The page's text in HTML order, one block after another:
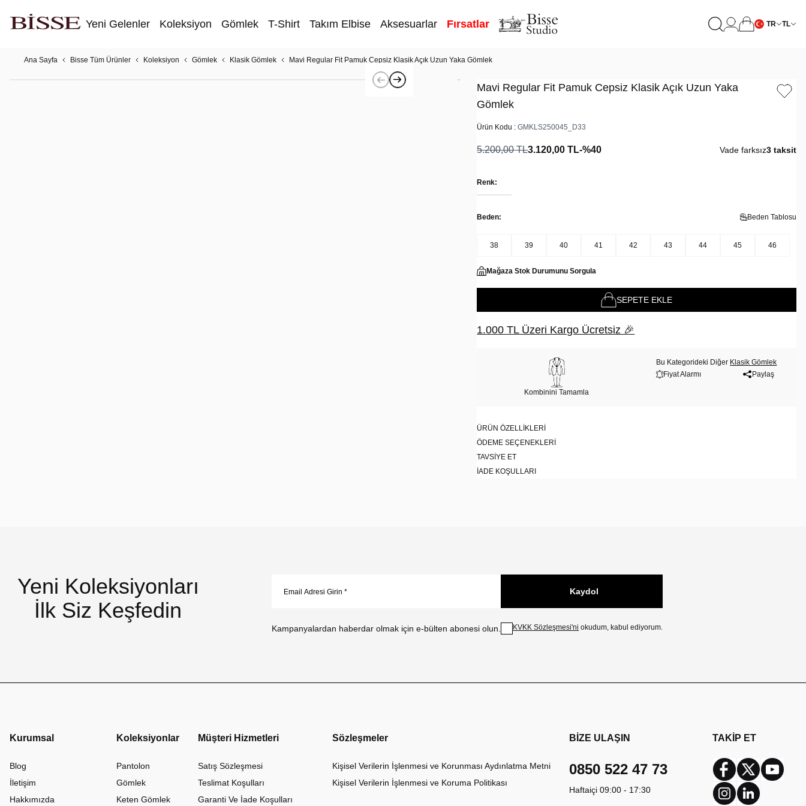
Yeni Gelenler Koleksiyon Gömlek T-Shirt Takım Elbise Aksesuarlar Fırsatlar TR TL
Ana Sayfa Bisse Tüm Ürünler Koleksiyon Gömlek Klasik Gömlek Mavi Regular Fit Pamuk Cepsiz Klasik Açık Uzun Yaka Gömlek
Mavi Regular Fit Pamuk Cepsiz Klasik Açık Uzun Yaka
Gömlek
Ürün Kodu :GMKLS250045_D33
5.200,00TL3.120,00 TL-%40 Vade farksız3 taksit
Renk:
Beden: Beden Tablosu
38 39 40 41 42 43 44 45 46
Mağaza Stok Durumunu Sorgula
SEPETE EKLE
1.000 TL Üzeri Kargo Ücretsiz 🎉
Kombinini Tamamla
Bu Kategorideki Diğer Klasik Gömlek
Fiyat Alarmı
Paylaş
ÜRÜN ÖZELLIKLERI
ÖDEME SEÇENEKLERI
TAVSIYE ET
İADE KOŞULLARI
Yeni Koleksiyonları
İlk Siz Keşfedin
Kampanyalardan haberdar olmak için e-bülten abonesi olun.
Kaydol
KVKK Sözleşmesi'ni okudum, kabul ediyorum.
Kurumsal
Blog
İletişim
Hakkımızda
Koleksiyonlar
Pantolon
Gömlek
Keten Gömlek
Müşteri Hizmetleri
Satış Sözleşmesi
Teslimat Koşulları
Garanti Ve İade Koşulları
Sözleşmeler
Kişisel Verilerin İşlenmesi ve Korunması Aydınlatma Metni
Kişisel Verilerin İşlenmesi ve Koruma Politikası
BİZE ULAŞIN
0850 522 47 73
Haftaiçi 09:00 - 17:30
TAKİP ET
Facebook
Twitter
InstagramLinkedin